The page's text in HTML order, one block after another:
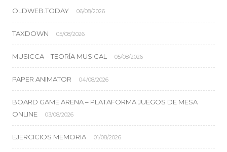
OLDWEB.TODAY 06/08/2026
TAXDOWN 05/08/2026
MUSICCA – TEORÍA MUSICAL 05/08/2026
PAPER ANIMATOR 04/08/2026
BOARD GAME ARENA – PLATAFORMA JUEGOS DE MESA
ONLINE
03/08/2026
EJERCICIOS MEMORIA 01/08/2026